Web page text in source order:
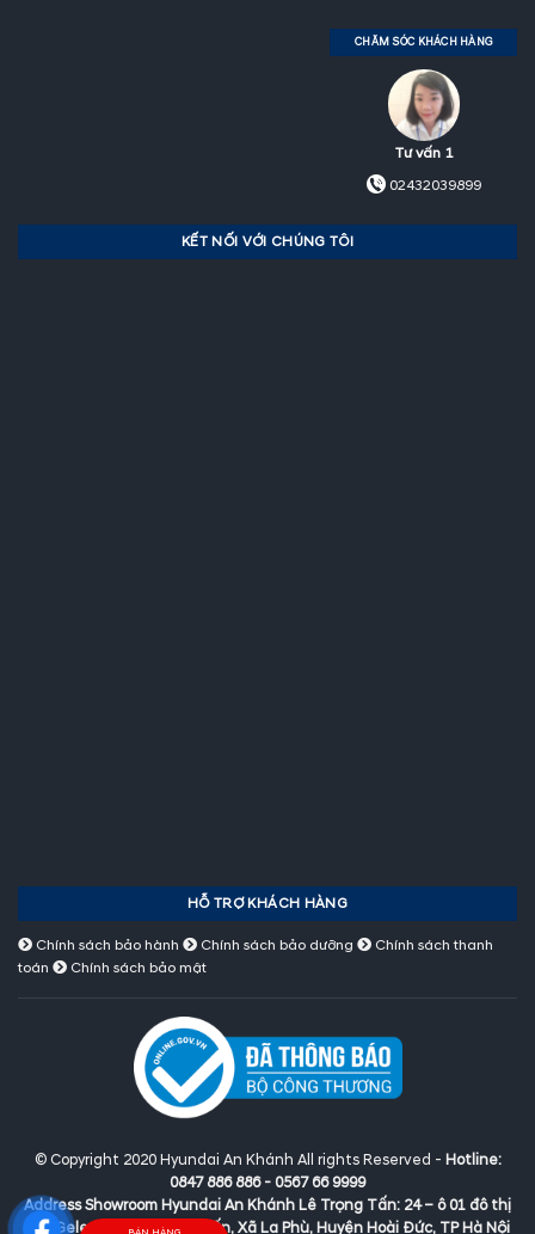
CHĂM SÓC KHÁCH HÀNG
Tư vấn 1
02432039899
KẾT NỐI VỚI CHÚNG TÔI
HỖ TRỢ KHÁCH HÀNG
Chính sách bảo hành Chính sách bảo dưỡng
Chính sách thanh
toán
Chính sách bảo mật
© Copyright 2020 Hyundai An Khánh All rights Reserved - Hotline:
0847 886 886 - 0567 66 9999
Address Showroom Hyundai An Khánh Lê Trọng Tấn: 24 – ô 01 đô thị
mới Geleximco Lê Trọng Tấn, Xã La Phù, Huyện Hoài Đức, TP Hà Nội